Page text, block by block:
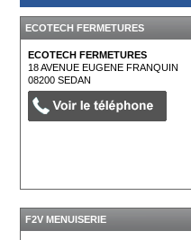
ECOTECH FERMETURES
ECOTECH FERMETURES
18 AVENUE EUGENE FRANQUIN
08200SEDAN
F2V MENUISERIE